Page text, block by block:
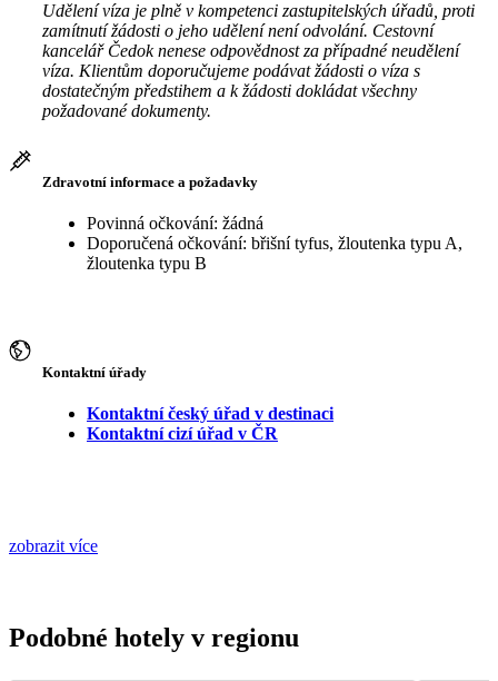
Udělení víza je plně v kompetenci zastupitelských úřadů, proti
zamítnutí žádosti o jeho udělení není odvolání. Cestovní
kancelář Čedok nenese odpovědnost za případné neudělení
víza. Klientům doporučujeme podávat žádosti o víza s
dostatečným předstihem a k žádosti dokládat všechny
požadované dokumenty.
Zdravotní informace a požadavky
Povinná očkování: žádná
Doporučená očkování: břišní tyfus, žloutenka typu A,
žloutenka typu B
Kontaktní úřady
Kontaktní český úřad v destinaci
Kontaktní cizí úřad v ČR
zobrazit více
Podobné hotely v regionu